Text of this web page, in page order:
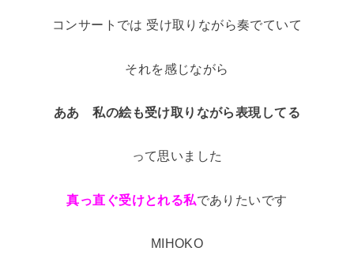
コンサートでは 受け取りながら奏でていて
それを感じながら
ああ 私の絵も受け取りながら表現してる
って思いました
真っ直ぐ受けとれる私でありたいです
MIHOKO